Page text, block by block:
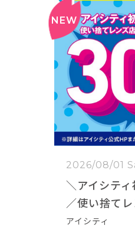
2026/08/01
＼アイシテ
／使い捨て
価格(税抜)か
アイシティ